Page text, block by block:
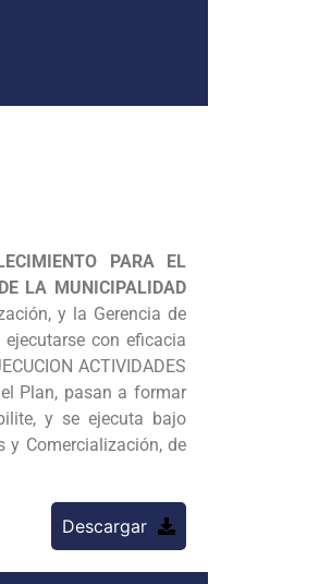
PARA EL
LA MUNICIPALIDAD
y la Gerencia de
con eficacia
ACTIVIDADES
Plan, pasan a formar
y se ejecuta bajo
y Comercialización, de
Descargar